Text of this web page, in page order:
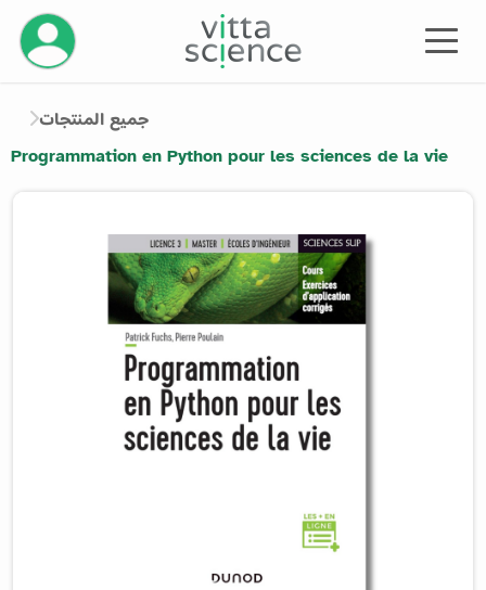
إدارة
جميع المنتجات
Programmation en Python pour les sciences de la vie